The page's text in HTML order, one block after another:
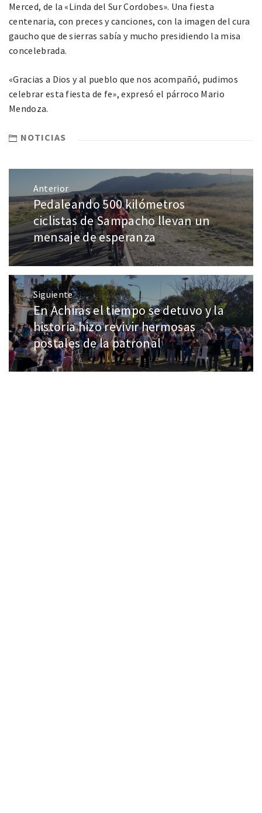
Merced, de la «Linda del Sur Cordobes». Una fiesta
centenaria, con preces y canciones, con la imagen del cura
gaucho que de sierras sabía y mucho presidiendo la misa
concelebrada.
«Gracias a Dios y al pueblo que nos acompañó, pudimos
celebrar esta fiesta de fe», expresó el párroco Mario
Mendoza.
NOTICIAS
Anterior
Pedaleando 500 kilómetros
ciclistas de Sampacho llevan un
mensaje de esperanza
Siguiente
En Achiras el tiempo se detuvo y la
historia hizo revivir hermosas
postales de la patronal